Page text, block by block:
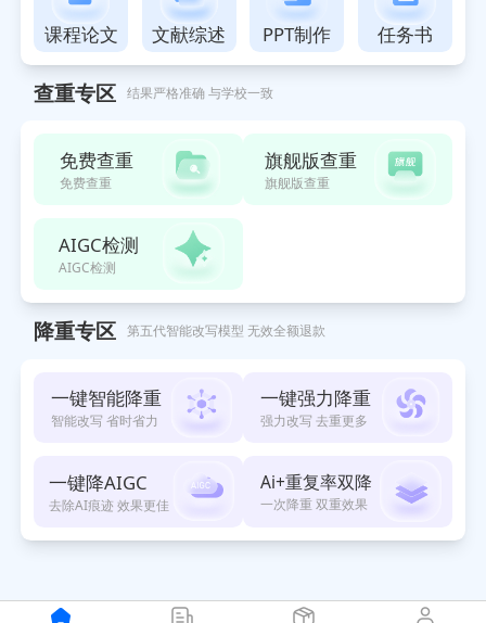
课程论文 文献综述 PPT制作 任务书
查重专区 结果严格准确 与学校一致
免费查重
免费查重
AIGC检测
AIGC检测
旗舰版查重
旗舰版查重
降重专区 第五代智能改写模型 无效全额退款
一键智能降重
智能改写 省时省力
一键降AIGC
去除AI痕迹 效果更佳
一键强力降重
强力改写 去重更多
Ai+重复率双降
一次降重 双重效果